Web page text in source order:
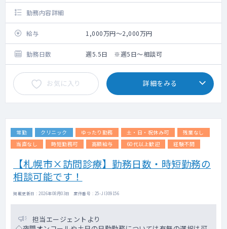
勤務内容詳細
給与 1,000万円～2,000万円
勤務日数 週5.5日 ※週5日～相談可
お気に入り 詳細をみる
常勤 クリニック ゆったり勤務 土・日・祝休み可
残業なし
当直なし
時短勤務可 高額給与 60代以上歓迎 経験不問
【札幌市×訪問診療】勤務日数・時短勤務の
相談可能です！
掲載更新日 : 2026年08月03日 案件番号 : 25-JI309156
担当エージェントより